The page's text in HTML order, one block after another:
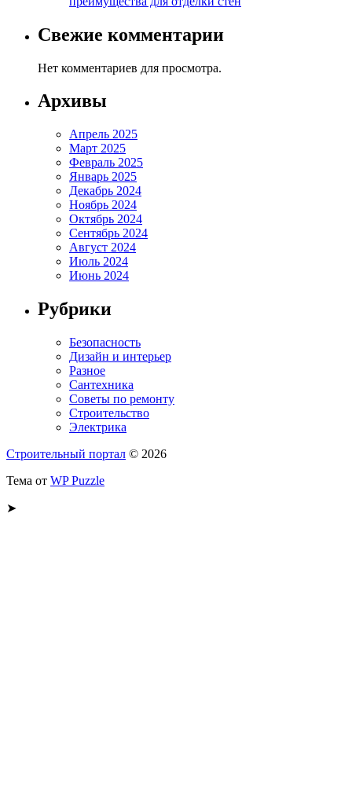
Свежие комментарии
Нет комментариев для просмотра.
Архивы
Апрель 2025
Март 2025
Февраль 2025
Январь 2025
Декабрь 2024
Ноябрь 2024
Октябрь 2024
Сентябрь 2024
Август 2024
Июль 2024
Июнь 2024
Рубрики
Безопасность
Дизайн и интерьер
Разное
Сантехника
Советы по ремонту
Строительство
Электрика
Строительный портал © 2026
Тема от WP Puzzle
➤